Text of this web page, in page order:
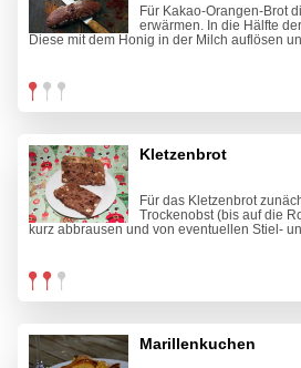
Für Kakao-Orangen-Brot
erwärmen. In die Hälfte
Diese mit dem Honig in der Milch auflösen
Kletzenbrot
Für das Kletzenbrot
Trockenobst (bis auf die
kurz abbrausen und von eventuellen Stiel-
Marillenkuchen